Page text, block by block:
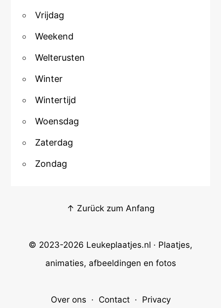
Vrijdag
Weekend
Welterusten
Winter
Wintertijd
Woensdag
Zaterdag
Zondag
↑ Zurück zum Anfang
© 2023-2026 Leukeplaatjes.nl · Plaatjes,
animaties, afbeeldingen en fotos
Over ons · Contact· Privacy